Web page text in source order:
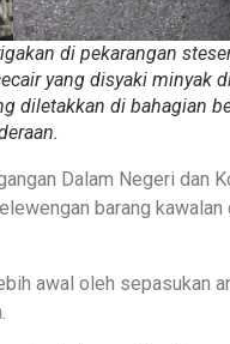
di pekarangan
yang disyaki minyak
diletakkan di bahagian
Dalam Negeri dan
barang
awal oleh sepasukan